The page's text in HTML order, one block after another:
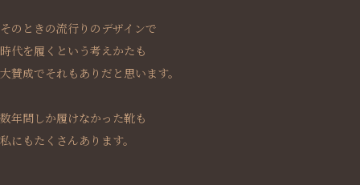
そのときの流行りのデザインで
時代を履くという考えかたも
大賛成でそれもありだと思います。
数年間しか履けなかった靴も
私にもたくさんあります。